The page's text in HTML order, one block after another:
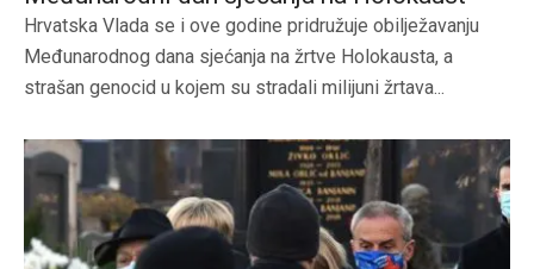
Hrvatska Vlada se i ove godine pridružuje obilježavanju
Međunarodnog dana sjećanja na žrtve Holokausta, a
strašan genocid u kojem su stradali milijuni žrtava...